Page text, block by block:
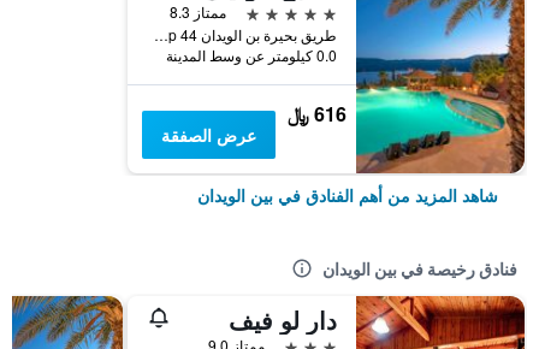
5 نجوم
ممتاز 8.3
طريق بحيرة بن الويدان Bp 44, بين الويدان, المغرب
0.0 كيلومتر عن وسط المدينة
616 ﷼
عرض الصفقة
شاهد المزيد من أهم الفنادق في بين الويدان
فنادق رخيصة في بين الويدان
دار لو فيف
ممتاز 9.0